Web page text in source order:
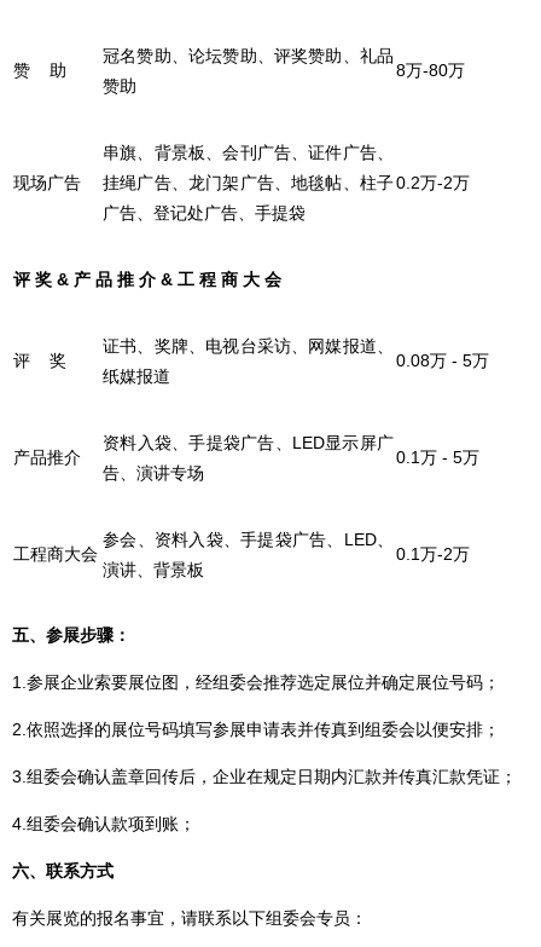
赞 助
冠名赞助、论坛赞助、评奖赞助、礼品
赞助
8万-80万
现场广告
串旗、背景板、会刊广告、证件广告、
挂绳广告、龙门架广告、地毯帖、柱子
广告、登记处广告、手提袋
0.2万-2万
评 奖 & 产 品 推 介 & 工 程 商 大 会
评 奖
证书、奖牌、电视台采访、网媒报道、
纸媒报道
0.08万 - 5万
产品推介
资料入袋、手提袋广告、LED显示屏广
告、演讲专场
0.1万 - 5万
工程商大会
参会、资料入袋、手提袋广告、LED、
演讲、背景板
0.1万-2万
五、参展步骤：
1.参展企业索要展位图，经组委会推荐选定展位并确定展位号码；
2.依照选择的展位号码填写参展申请表并传真到组委会以便安排；
3.组委会确认盖章回传后，企业在规定日期内汇款并传真汇款凭证；
4.组委会确认款项到账；
六、联系方式
有关展览的报名事宜，请联系以下组委会专员：